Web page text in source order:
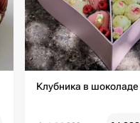
Клубника в шоколаде